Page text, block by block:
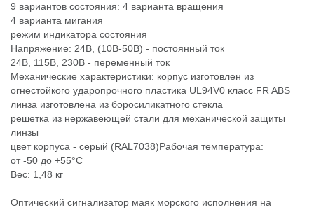
9 вариантов состояния: 4 варианта вращения
4 варианта мигания
режим индикатора состояния
Напряжение: 24В, (10В-50В) - постоянный ток
24В, 115В, 230В - переменный ток
Механические характеристики: корпус изготовлен из
огнестойкого ударопрочного пластика UL94V0 класс FR ABS
линза изготовлена из боросиликатного стекла
решетка из нержавеющей стали для механической защиты
линзы
цвет корпуса - серый (RAL7038)Рабочая температура:
от -50 до +55°C
Вес: 1,48 кг
Оптический сигнализатор маяк морского исполнения на